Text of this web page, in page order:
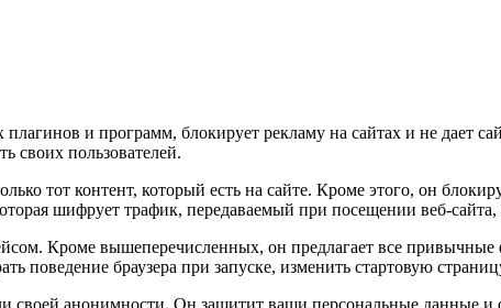
и программ, блокирует рекламу на сайтах и не дает
своих пользователей.
тот контент, который есть на сайте. Кроме этого, он
шифрует трафик, передаваемый при посещении веб-сайта,
Кроме вышеперечисленных, он предлагает все привычные
поведение браузера при запуске, изменить стартовую
своей анонимности. Он защитит ваши персональные данные